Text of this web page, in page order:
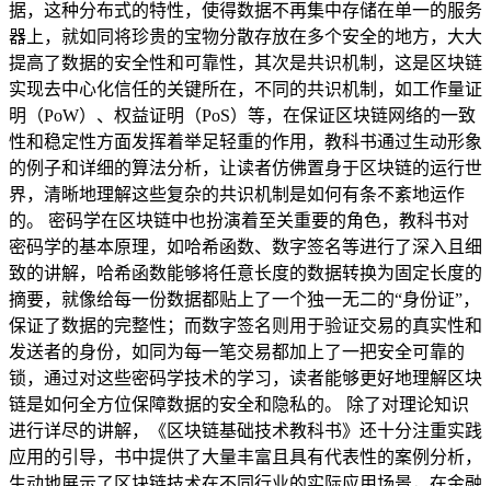
据，这种分布式的特性，使得数据不再集中存储在单一的服务
器上，就如同将珍贵的宝物分散存放在多个安全的地方，大大
提高了数据的安全性和可靠性，其次是共识机制，这是区块链
实现去中心化信任的关键所在，不同的共识机制，如工作量证
明（PoW）、权益证明（PoS）等，在保证区块链网络的一致
性和稳定性方面发挥着举足轻重的作用，教科书通过生动形象
的例子和详细的算法分析，让读者仿佛置身于区块链的运行世
界，清晰地理解这些复杂的共识机制是如何有条不紊地运作
的。 密码学在区块链中也扮演着至关重要的角色，教科书对
密码学的基本原理，如哈希函数、数字签名等进行了深入且细
致的讲解，哈希函数能够将任意长度的数据转换为固定长度的
摘要，就像给每一份数据都贴上了一个独一无二的“身份证”，
保证了数据的完整性；而数字签名则用于验证交易的真实性和
发送者的身份，如同为每一笔交易都加上了一把安全可靠的
锁，通过对这些密码学技术的学习，读者能够更好地理解区块
链是如何全方位保障数据的安全和隐私的。 除了对理论知识
进行详尽的讲解，《区块链基础技术教科书》还十分注重实践
应用的引导，书中提供了大量丰富且具有代表性的案例分析，